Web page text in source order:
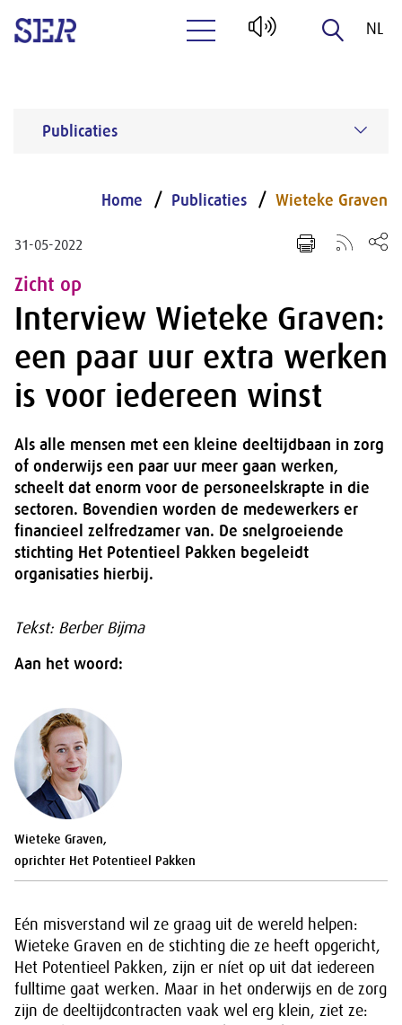
NL
Publicaties
Home Publicaties Wieteke Graven
31-05-2022
Zicht op
Interview Wieteke Graven:
een paar uur extra werken
is voor iedereen winst
Als alle mensen met een kleine deeltijdbaan in zorg
of onderwijs een paar uur meer gaan werken,
scheelt dat enorm voor de personeelskrapte in die
sectoren. Bovendien worden de medewerkers er
financieel zelfredzamer van. De snelgroeiende
stichting Het Potentieel Pakken begeleidt
organisaties hierbij.
Tekst: Berber Bijma
Aan het woord:
Wieteke Graven,
oprichter Het Potentieel Pakken
Eén misverstand wil ze graag uit de wereld helpen:
Wieteke Graven en de stichting die ze heeft opgericht,
Het Potentieel Pakken, zijn er níet op uit dat iedereen
fulltime gaat werken. Maar in het onderwijs en de zorg
zijn de deeltijdcontracten vaak wel erg klein, ziet ze: